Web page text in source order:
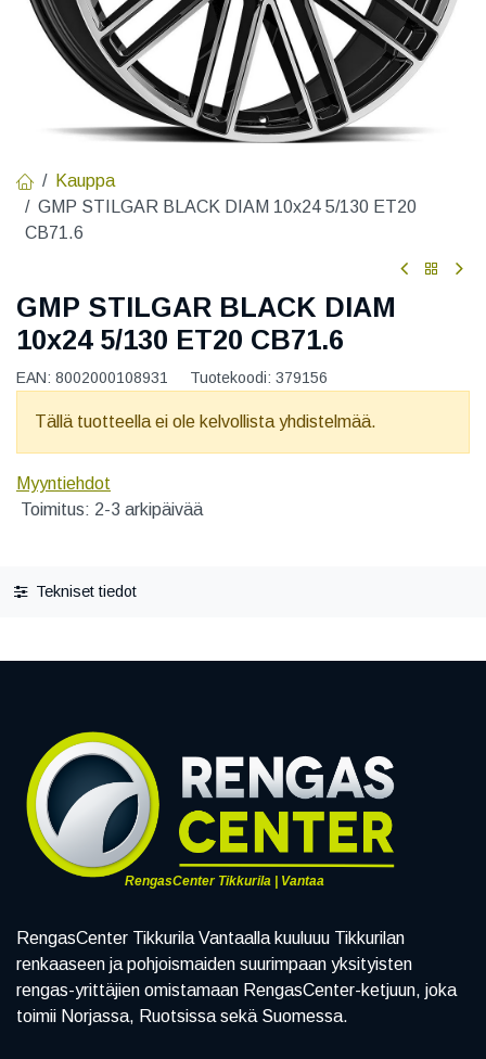
Kauppa
GMP STILGAR BLACK DIAM 10x24 5/130 ET20
CB71.6
GMP STILGAR BLACK DIAM
10x24 5/130 ET20 CB71.6
EAN: 8002000108931 Tuotekoodi: 379156
Tällä tuotteella ei ole kelvollista yhdistelmää.
Myyntiehdot
Toimitus: 2-3 arkipäivää
Tekniset tiedot
RengasCenter Tikkurila | Vantaa
RengasCenter Tikkurila Vantaalla kuuluuu Tikkurilan
renkaaseen ja pohjoismaiden suurimpaan yksityisten
rengas-yrittäjien omistamaan RengasCenter-ketjuun, joka
toimii Norjassa, Ruotsissa sekä Suomessa.